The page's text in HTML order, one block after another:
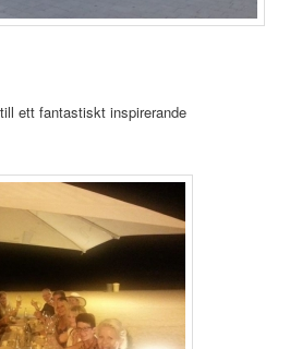
ett fantastiskt inspirerande